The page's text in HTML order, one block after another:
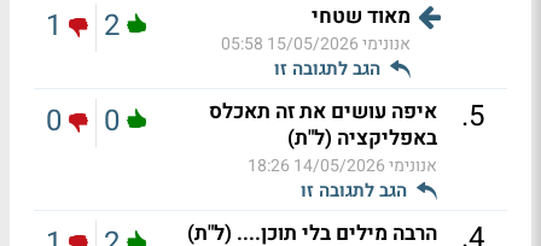
מאוד שטחי
אנונימי15/05/2026 05:58
הגב לתגובה זו
2
1
5
.
איפה עושים את זה תאכלס
באפליקציה (ל"ת)
אנונימי14/05/2026 18:26
הגב לתגובה זו
0
0
הרבה מילים בלי תוכן.... (ל"ת)